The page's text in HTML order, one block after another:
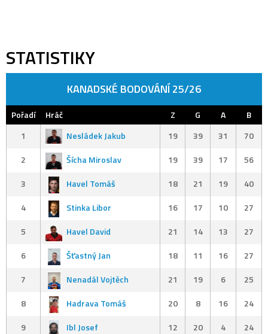
STATISTIKY
KANADSKÉ BODOVÁNÍ 25/26
Pořadí Hráč Z G A
B
1
Nesládek Jakub 19 39 31
70
2
Šícha Miroslav 19 39 17
56
3
Havel Tomáš 18 21 19
40
4
Stinka Libor 16 17 10
27
5
Havel David 21 14 13
27
6
Šťastný Jan 18 11 16
27
7
Nenadál Vojtěch 21 19 6
25
8
Hadrava Tomáš 20 8 16
24
9
Ibl Josef 12 20 4
24